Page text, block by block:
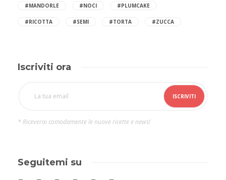
#MANDORLE #NOCI #PLUMCAKE
#RICOTTA #SEMI #TORTA #ZUCCA
Iscriviti ora
* Riceverai comodamente le nuove ricette e news!
Seguitemi su